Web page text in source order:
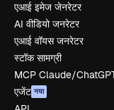
एआई इमेज जेनरेटर
AI वीडियो जनरेटर
एआई वॉयस जनरेटर
स्टॉक सामग्री
MCP Claude/
एजेंट नया